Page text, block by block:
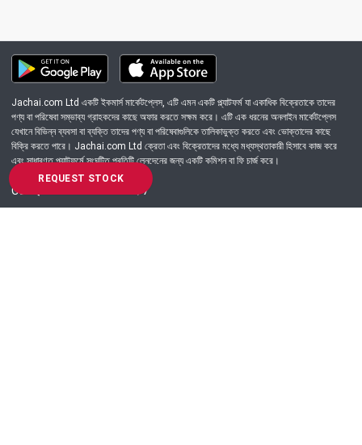
REQUEST STOCK
Jachai.com Ltd একটি ইকমার্স মার্কেটপ্লেস, এটি এমন একটি প্ল্যাটফর্ম যা একাধিক বিক্রেতাকে তাদের
পণ্য বা পরিষেবা সম্ভাব্য গ্রাহকদের কাছে অফার করতে সক্ষম করে। এটি এক ধরনের অনলাইন মার্কেটপ্লেস
যেখানে বিভিন্ন ব্যবসা বা ব্যক্তি তাদের পণ্য বা পরিষেবাগুলিকে তালিকাভুক্ত করতে এবং ভোক্তাদের কাছে
বিক্রি করতে পারে। Jachai.com Ltd ক্রেতা এবং বিক্রেতাদের মধ্যে মধ্যস্থতাকারী হিসাবে কাজ করে
এবং সাধারণত প্ল্যাটফর্মে সংঘটিত প্রতিটি লেনদেনের জন্য একটি কমিশন বা ফি চার্জ করে।
Got Question? Call us 24/7